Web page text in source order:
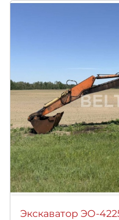
Экскаватор ЭО-